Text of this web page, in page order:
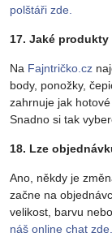
polštáři zde.
17. Jaké
Na Fajntričko.cz
body, ponožky,
zahrnuje jak
Snadno si tak
18. Lze
Ano, někdy je
začne na
velikost, barvu
náš online chat zde.